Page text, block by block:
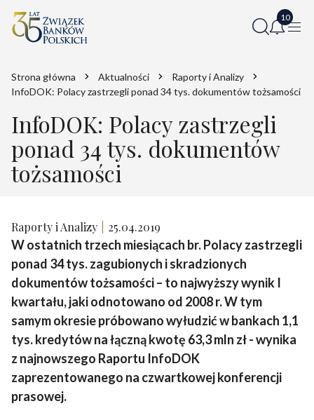
Strona główna Aktualności
Raporty i Analizy
InfoDOK: Polacy zastrzegli ponad 34 tys. dokumentów tożsamości
InfoDOK: Polacy zastrzegli
ponad 34 tys. dokumentów
tożsamości
Raporty i Analizy 25.04.2019
W ostatnich trzech miesiącach br. Polacy zastrzegli
ponad 34 tys. zagubionych i skradzionych
dokumentów tożsamości – to najwyższy wynik I
kwartału, jaki odnotowano od 2008 r. W tym
samym okresie próbowano wyłudzić w bankach 1,1
tys. kredytów na łączną kwotę 63,3 mln zł - wynika
z najnowszego Raportu InfoDOK
zaprezentowanego na czwartkowej konferencji
prasowej.